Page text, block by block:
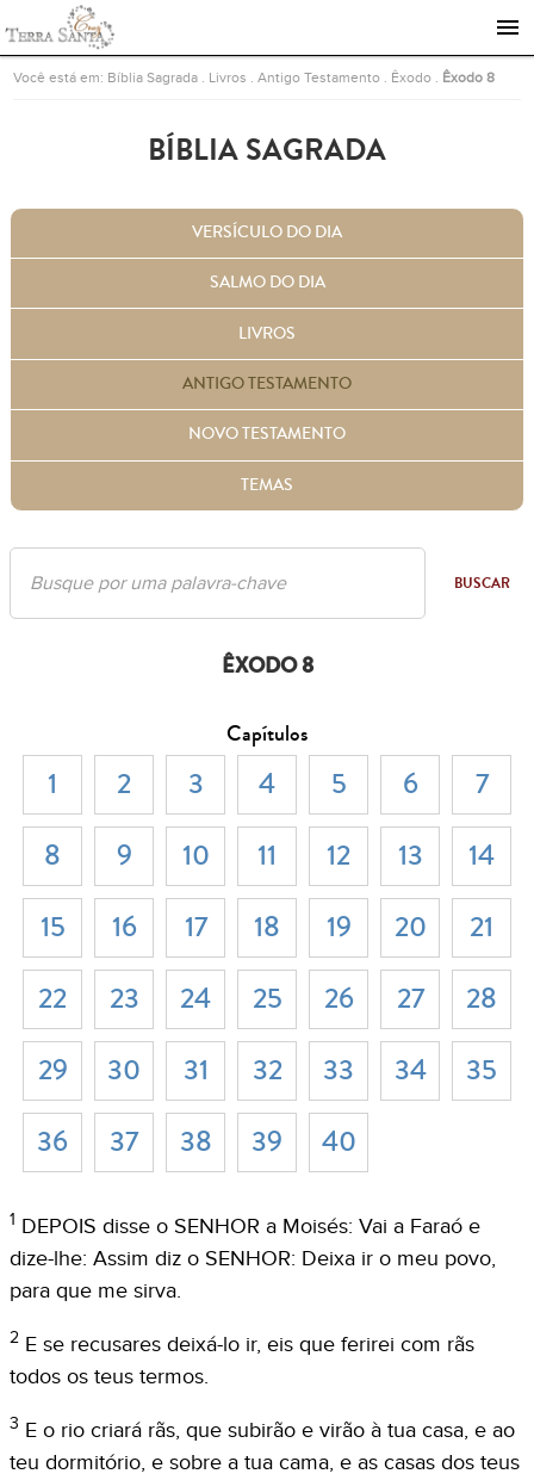
Ir para a página inicial
Você está em: Bíblia Sagrada Livros .Antigo Testamento Êxodo Êxodo 8
BÍBLIA SAGRADA
VERSÍCULO DO DIA
SALMO DO DIA
LIVROS
ANTIGO TESTAMENTO
NOVO TESTAMENTO
TEMAS
BUSCAR
ÊXODO 8
1 DEPOIS disse o SENHOR a Moisés: Vai a Faraó e
dize-lhe: Assim diz o SENHOR: Deixa ir o meu povo,
para que me sirva.
2 E se recusares deixá-lo ir, eis que ferirei com rãs
todos os teus termos.
3 E o rio criará rãs, que subirão e virão à tua casa, e ao
teu dormitório, e sobre a tua cama, e as casas dos teus
Capítulos
1 2 3 4 5 6
7
8
9 10 11 12 13
14
15
16 17 18 19 20
21
22
23 24 25 26 27
28
29
30 31 32 33 34
35
36
37 38 39 40